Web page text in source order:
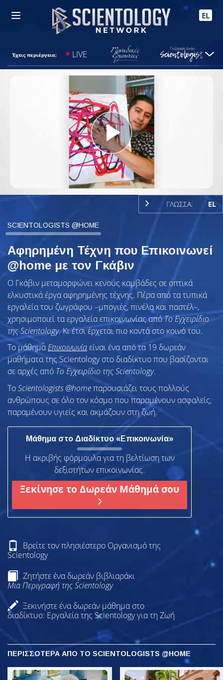
EL
Έχεις περιέργεια; LIVE
Play
Video
ΓΛΩΣΣΑ: EL
SCIENTOLOGISTS @HOME
Αφηρημένη Τέχνη που Επικοινωνεί
@home με τον Γκάβιν
Ο Γκάβιν μεταμορφώνει κενούς καμβάδες σε οπτικά
ελκυστικά έργα αφηρημένης τέχνης. Πέρα από τα τυπικά
εργαλεία του ζωγράφου –μπογιές, πινέλα και παστέλ–,
χρησιμοποιεί τα εργαλεία επικοινωνίας απόΤο Εγχειρίδιο
της Scientology. Κι έτσι έρχεται πιο κοντά στο κοινό του.
Το μάθημαΕπικοινωνίαείναι ένα από τα 19 δωρεάν
μαθήματα της Scientology στο διαδίκτυο που βασίζονται
σε αρχές από Το Εγχειρίδιο της Scientology.
ToScientologists @homeπαρουσιάζει τους πολλούς
ανθρώπους σε όλο τον κόσμο που παραμένουν ασφαλείς,
παραμένουν υγιείς και ακμάζουν στη ζωή.
Μάθημα στο Διαδίκτυο «Επικοινωνία»
Η ακριβής φόρμουλα για τη βελτίωση των
δεξιοτήτων επικοινωνίας.
Ξεκίνησε το Δωρεάν Μάθημά σου
Βρείτε τον πλησιέστερο Οργανισμό της
Scientology
Ζητήστε ένα δωρεάν βιβλιαράκι
Μια Περιγραφή της Scientology
Ξεκινήστε ένα δωρεάν μάθημα στο
διαδίκτυο: Εργαλεία της Scientology για τη Ζωή
ΠΕΡΙΣΣΟΤΕΡΑ ΑΠΟ ΤΟ SCIENTOLOGISTS @HOME